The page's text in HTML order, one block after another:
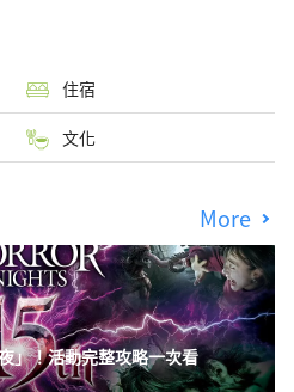
住宿
文化
More
」！活動完整攻略一次看